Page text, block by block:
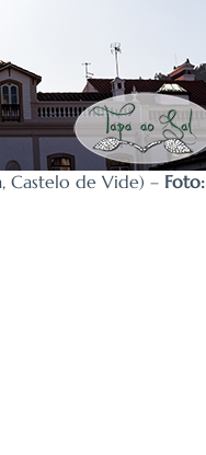
Castelo de Vide) – Foto: